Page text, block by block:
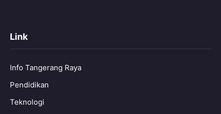
Link
Info Tangerang Raya
Pendidikan
Teknologi